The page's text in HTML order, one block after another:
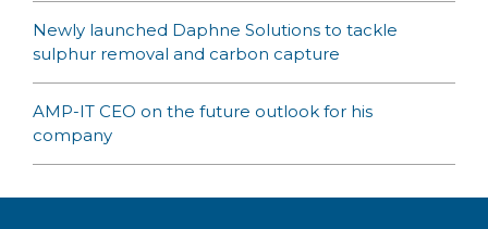
Newly launched Daphne Solutions to tackle
sulphur removal and carbon capture
AMP-IT CEO on the future outlook for his
company